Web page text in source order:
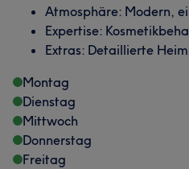
Atmosphäre: Modern,
Expertise:
Extras: Detaillierte
Montag
Dienstag
Mittwoch
Donnerstag
Freitag